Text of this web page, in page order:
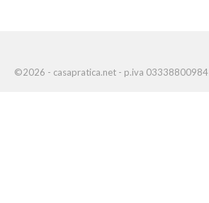
©2026 - casapratica.net - p.iva 03338800984